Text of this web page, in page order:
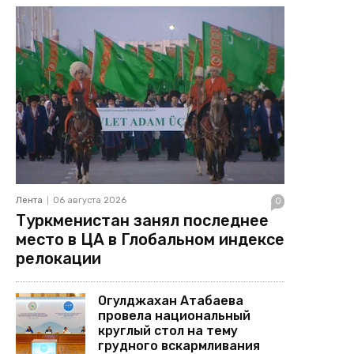
Лента 06 августа 2026 0
Туркменистан занял последнее
место в ЦА в Глобальном индексе
релокации
Огулджахан Атабаева
провела национальный
круглый стол на тему
грудного вскармливания